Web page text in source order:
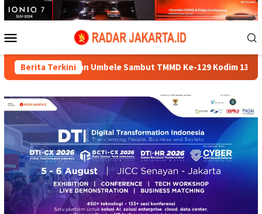
Loncat
ke
Mobile
Berita Terkini
Umbele Sambut TMMD Ke-129 Kodim 1311/Morowali